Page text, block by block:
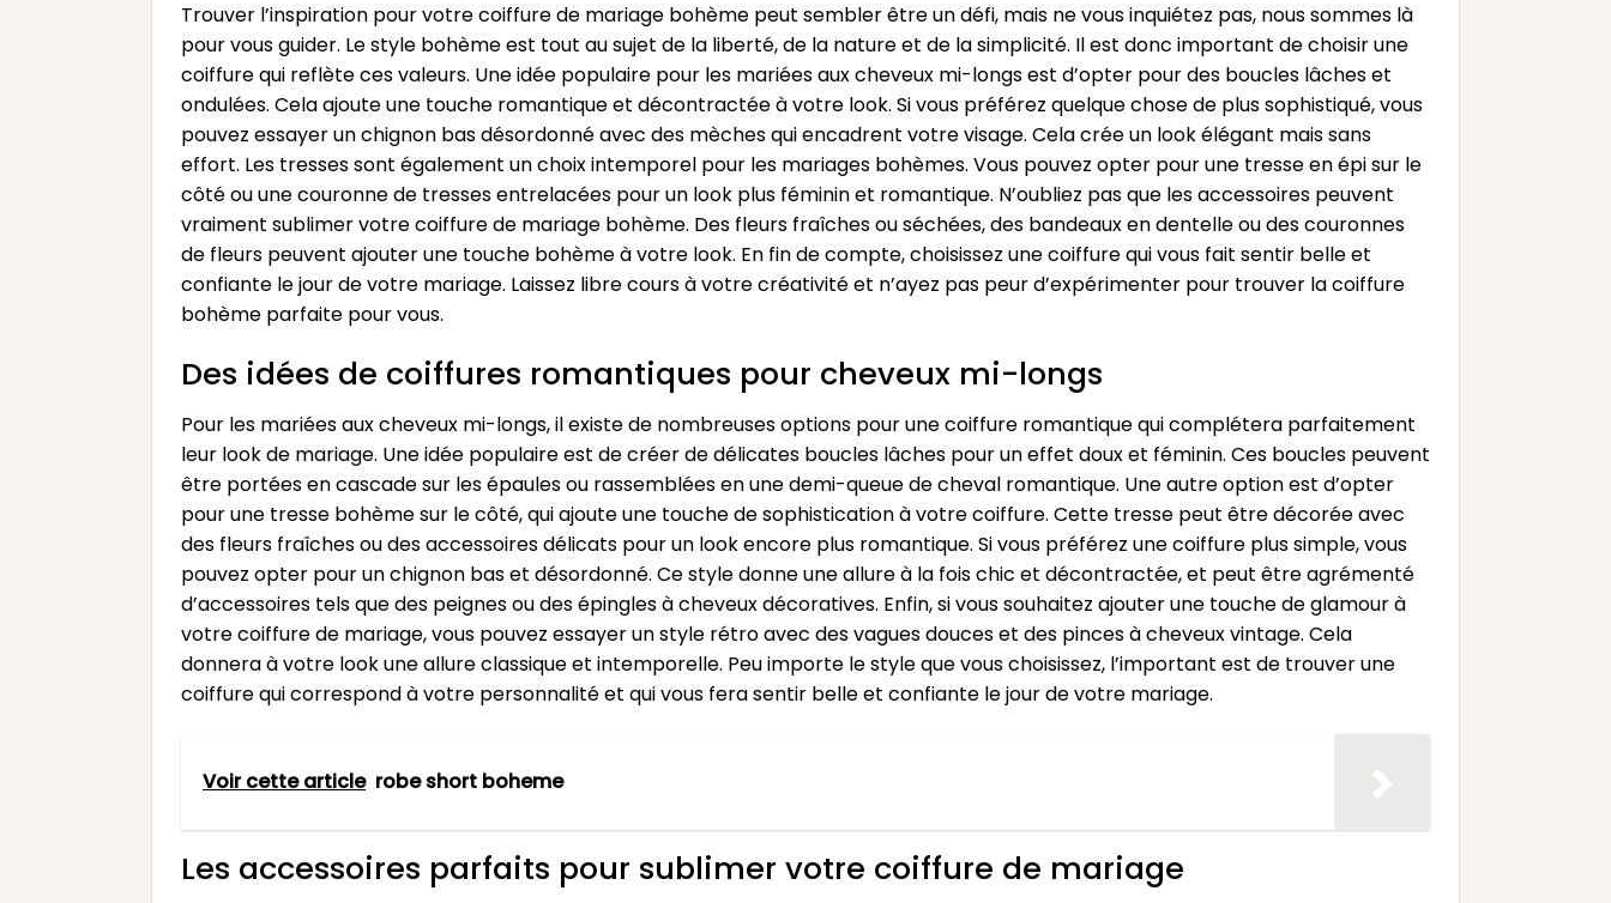
Trouver l’inspiration pour votre coiffure de mariage bohème peut sembler être un défi, mais ne vous inquiétez pas, nous sommes là
pour vous guider. Le style bohème est tout au sujet de la liberté, de la nature et de la simplicité. Il est donc important de choisir une
coiffure qui reflète ces valeurs. Une idée populaire pour les mariées aux cheveux mi-longs est d’opter pour des boucles lâches et
ondulées. Cela ajoute une touche romantique et décontractée à votre look. Si vous préférez quelque chose de plus sophistiqué, vous
pouvez essayer un chignon bas désordonné avec des mèches qui encadrent votre visage. Cela crée un look élégant mais sans
effort. Les tresses sont également un choix intemporel pour les mariages bohèmes. Vous pouvez opter pour une tresse en épi sur le
côté ou une couronne de tresses entrelacées pour un look plus féminin et romantique. N’oubliez pas que les accessoires peuvent
vraiment sublimer votre coiffure de mariage bohème. Des fleurs fraîches ou séchées, des bandeaux en dentelle ou des couronnes
de fleurs peuvent ajouter une touche bohème à votre look. En fin de compte, choisissez une coiffure qui vous fait sentir belle et
confiante le jour de votre mariage. Laissez libre cours à votre créativité et n’ayez pas peur d’expérimenter pour trouver la coiffure
bohème parfaite pour vous.
Des idées de coiffures romantiques pour cheveux mi-longs
Pour les mariées aux cheveux mi-longs, il existe de nombreuses options pour une coiffure romantique qui complétera parfaitement
leur look de mariage. Une idée populaire est de créer de délicates boucles lâches pour un effet doux et féminin. Ces boucles peuvent
être portées en cascade sur les épaules ou rassemblées en une demi-queue de cheval romantique. Une autre option est d’opter
pour une tresse bohème sur le côté, qui ajoute une touche de sophistication à votre coiffure. Cette tresse peut être décorée avec
des fleurs fraîches ou des accessoires délicats pour un look encore plus romantique. Si vous préférez une coiffure plus simple, vous
pouvez opter pour un chignon bas et désordonné. Ce style donne une allure à la fois chic et décontractée, et peut être agrémenté
d’accessoires tels que des peignes ou des épingles à cheveux décoratives. Enfin, si vous souhaitez ajouter une touche de glamour à
votre coiffure de mariage, vous pouvez essayer un style rétro avec des vagues douces et des pinces à cheveux vintage. Cela
donnera à votre look une allure classique et intemporelle. Peu importe le style que vous choisissez, l’important est de trouver une
coiffure qui correspond à votre personnalité et qui vous fera sentir belle et confiante le jour de votre mariage.
Voir cette article robe short boheme
Les accessoires parfaits pour sublimer votre coiffure de mariage